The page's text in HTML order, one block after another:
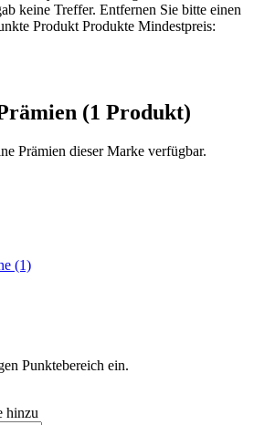
keine Treffer. Entfernen Sie bitte einen
Produkt Produkte Mindestpreis:
(1 Produkt)
Prämien dieser Marke verfügbar.
(1)
Punktebereich ein.
hinzu